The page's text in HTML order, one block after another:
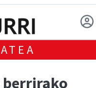
berrirako